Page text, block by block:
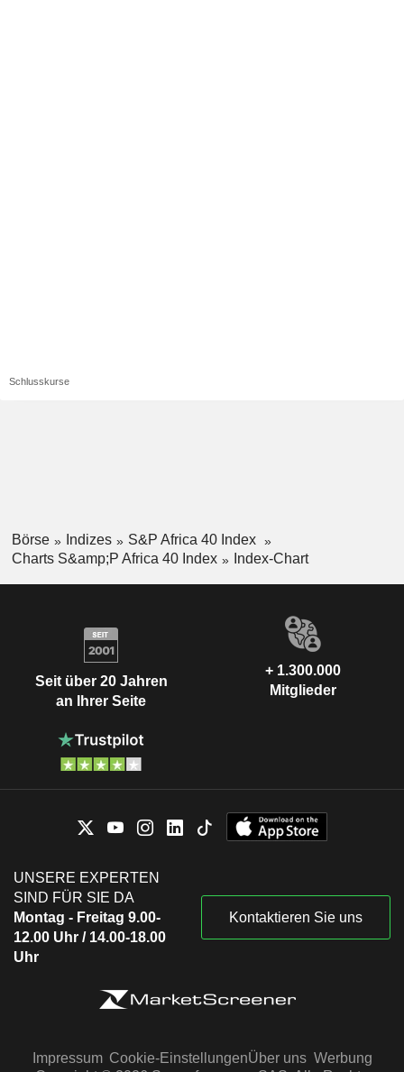
Schlusskurse
Börse Indizes
S&P Africa 40 Index
Charts S&amp;P Africa 40 Index
Index-Chart
Seit über 20 Jahren
an Ihrer Seite
+ 1.300.000
Mitglieder
UNSERE EXPERTEN
SIND FÜR SIE DA
Montag - Freitag 9.00-
12.00 Uhr / 14.00-18.00
Uhr
Kontaktieren Sie uns
Impressum Cookie-EinstellungenÜber uns Werbung